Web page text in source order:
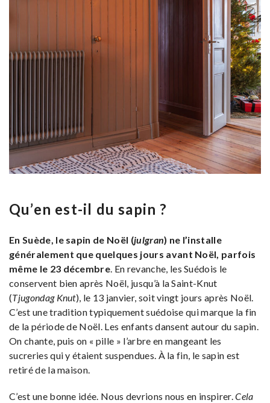
Qu’en est-il du sapin ?
En Suède, le sapin de Noël (julgran) ne l’installe
généralement que quelques jours avant Noël, parfois
même le 23 décembre. En revanche, les Suédois le
conservent bien après Noël, jusqu’à la Saint-Knut
(Tjugondag Knut), le 13 janvier, soit vingt jours après Noël.
C’est une tradition typiquement suédoise qui marque la fin
de la période de Noël. Les enfants dansent autour du sapin.
On chante, puis on « pille » l’arbre en mangeant les
sucreries qui y étaient suspendues. À la fin, le sapin est
retiré de la maison.
C’est une bonne idée. Nous devrions nous en inspirer.Cela